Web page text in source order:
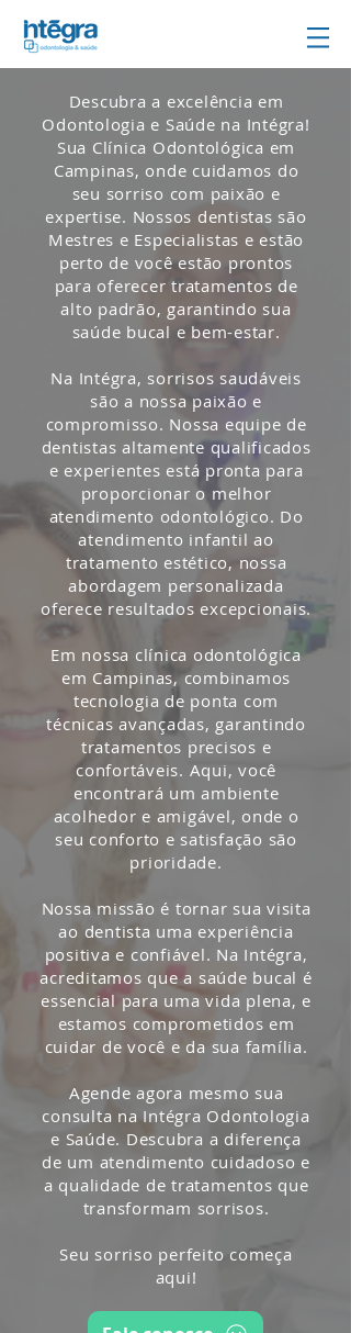
Descubra a excelência em
Odontologia e Saúde na Intégra!
Sua Clínica Odontológica em
Campinas, onde cuidamos do
seu sorriso com paixão e
expertise. Nossos dentistas são
Mestres e Especialistas e estão
perto de você estão prontos
para oferecer tratamentos de
alto padrão, garantindo sua
saúde bucal e bem-estar.
Na Intégra, sorrisos saudáveis
são a nossa paixão e
compromisso. Nossa equipe de
dentistas altamente qualificados
e experientes está pronta para
proporcionar o melhor
atendimento odontológico. Do
atendimento infantil ao
tratamento estético, nossa
abordagem personalizada
oferece resultados excepcionais.
Em nossa clínica odontológica
em Campinas, combinamos
tecnologia de ponta com
técnicas avançadas, garantindo
tratamentos precisos e
confortáveis. Aqui, você
encontrará um ambiente
acolhedor e amigável, onde o
seu conforto e satisfação são
prioridade.
Nossa missão é tornar sua visita
ao dentista uma experiência
positiva e confiável. Na Intégra,
acreditamos que a saúde bucal é
essencial para uma vida plena, e
estamos comprometidos em
cuidar de você e da sua família.
Agende agora mesmo sua
consulta na Intégra Odontologia
e Saúde. Descubra a diferença
de um atendimento cuidadoso e
a qualidade de tratamentos que
transformam sorrisos.
Seu sorriso perfeito começa
aqui!